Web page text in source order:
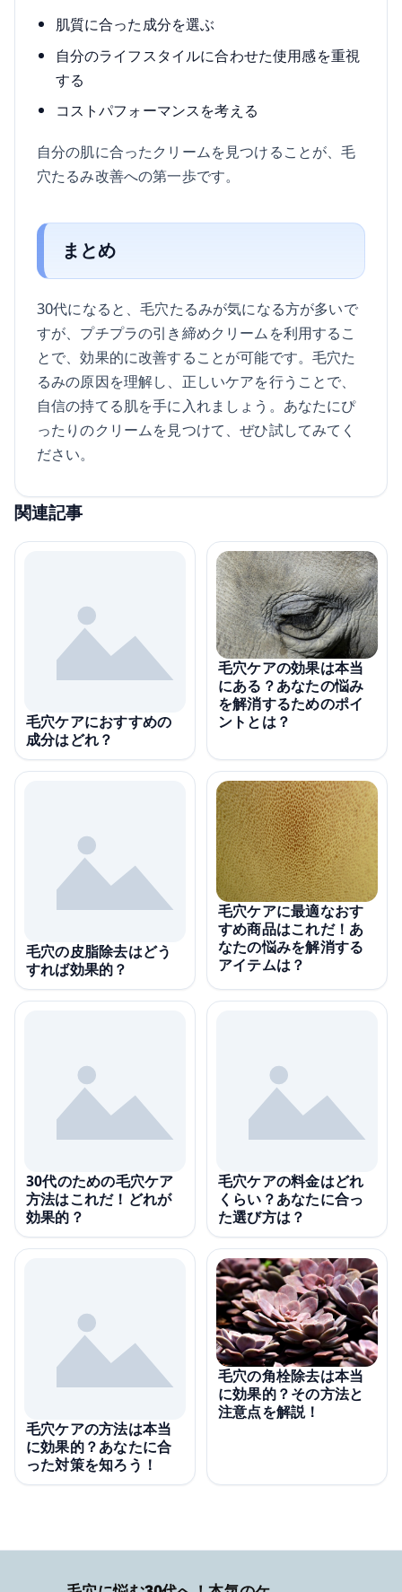
肌質に合った成分を選ぶ
自分のライフスタイルに合わせた使用感を重視
する
コストパフォーマンスを考える
自分の肌に合ったクリームを見つけることが、毛
穴たるみ改善への第一歩です。
まとめ
30代になると、毛穴たるみが気になる方が多いで
すが、プチプラの引き締めクリームを利用するこ
とで、効果的に改善することが可能です。毛穴た
るみの原因を理解し、正しいケアを行うことで、
自信の持てる肌を手に入れましょう。あなたにぴ
ったりのクリームを見つけて、ぜひ試してみてく
ださい。
関連記事
毛穴ケアにおすすめの
成分はどれ？
毛穴ケアの効果は本当
にある？あなたの悩み
を解消するためのポイ
ントとは？
毛穴の皮脂除去はどう
すれば効果的？
毛穴ケアに最適なおす
すめ商品はこれだ！あ
なたの悩みを解消する
アイテムは？
30代のための毛穴ケア
方法はこれだ！どれが
効果的？
毛穴ケアの料金はどれ
くらい？あなたに合っ
た選び方は？
毛穴ケアの方法は本当
に効果的？あなたに合
った対策を知ろう！
毛穴の角栓除去は本当
に効果的？その方法と
注意点を解説！